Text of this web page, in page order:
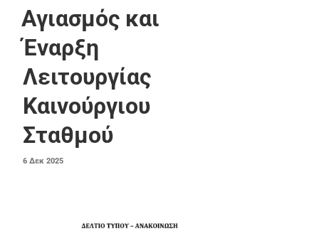
Αγιασμός και
Έναρξη
Λειτουργίας
Καινούργιου
Σταθμού
ΔΗΜΟΣΙΕΎΤΗΚΕ
6 Δεκ 2025